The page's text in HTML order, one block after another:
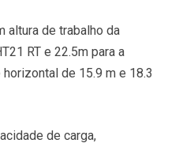
altura de trabalho da
RT e 22.5m para a
de 15.9 m e 18.3
de carga,